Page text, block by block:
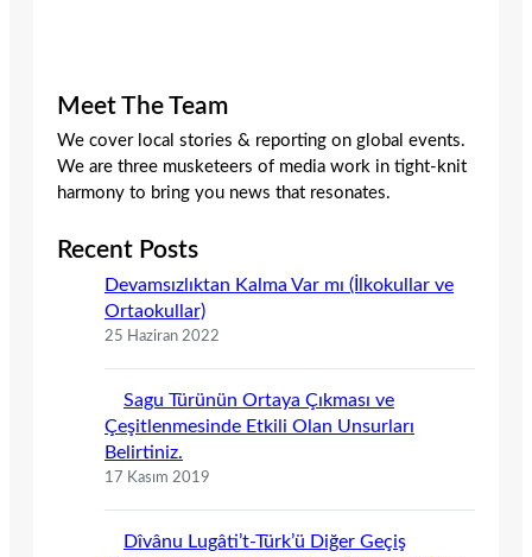
Meet The Team
We cover local stories & reporting on global events.
We are three musketeers of media work in tight-knit
harmony to bring you news that resonates.
Recent Posts
Devamsızlıktan Kalma Var mı (İlkokullar ve
Ortaokullar)
25 Haziran 2022
Sagu Türünün Ortaya Çıkması ve
Çeşitlenmesinde Etkili Olan Unsurları
Belirtiniz.
17 Kasım 2019
Dîvânu Lugâti’t-Türk’ü Diğer Geçiş